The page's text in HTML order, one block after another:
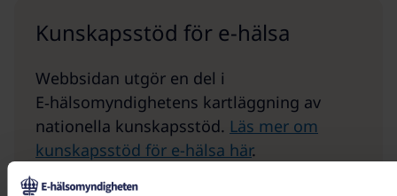
Kunskapsstöd för e-hälsa
Webbsidan utgör en del i
E‑hälsomyndighetens kartläggning av
nationella kunskapsstöd. Läs mer om
kunskapsstöd för e-hälsa här.